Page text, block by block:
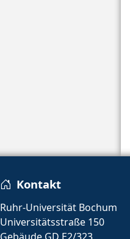
Kontakt
Ruhr-Universität Bochum
Universitätsstraße 150